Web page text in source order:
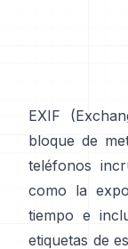
EXIF
bloque de
teléfonos
como la
tiempo e
etiquetas de